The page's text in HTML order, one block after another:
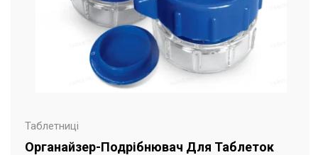
Таблетниці
Органайзер-Подрібнювач Для Таблеток